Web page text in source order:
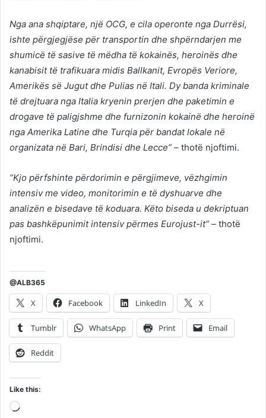
Nga ana shqiptare, një OCG, e cila operonte nga Durrësi,
ishte përgjegjëse për transportin dhe shpërndarjen me
shumicë të sasive të mëdha të kokainës, heroinës dhe
kanabisit të trafikuara midis Ballkanit, Evropës Veriore,
Amerikës së Jugut dhe Pulias në Itali. Dy banda kriminale
të drejtuara nga Italia kryenin prerjen dhe paketimin e
drogave të paligjshme dhe furnizonin kokainë dhe heroinë
nga Amerika Latine dhe Turqia për bandat lokale në
organizata në Bari, Brindisi dhe Lecce” – thotë njoftimi.
“Kjo përfshinte përdorimin e përgjimeve, vëzhgimin
intensiv me video, monitorimin e të dyshuarve dhe
analizën e bisedave të koduara. Këto biseda u dekriptuan
pas bashkëpunimit intensiv përmes Eurojust-it” – thotë
njoftimi.
@ALB365
X Facebook LinkedIn X
Tumblr WhatsApp Print Email
Reddit
Like this:
Loading…